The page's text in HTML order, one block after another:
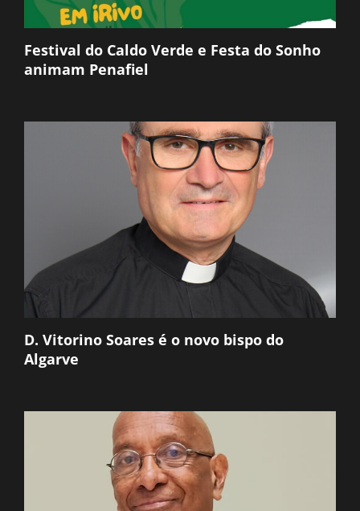
Festival do Caldo Verde e Festa do Sonho
animam Penafiel
D. Vitorino Soares é o novo bispo do
Algarve